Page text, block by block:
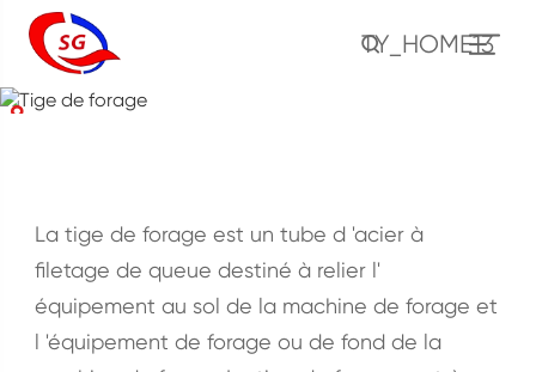
TY_HOME13
Tige de forage
La tige de forage est un tube d 'acier à
filetage de queue destiné à relier l'
équipement au sol de la machine de forage et
l 'équipement de forage ou de fond de la